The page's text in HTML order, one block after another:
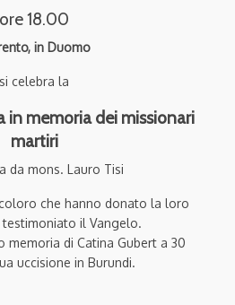
ore 18.00
in Duomo
si celebra la
in memoria dei missionari
martiri
da mons. Lauro Tisi
che hanno donato la loro
il Vangelo.
memoria di Catina Gubert a 30
uccisione in Burundi.